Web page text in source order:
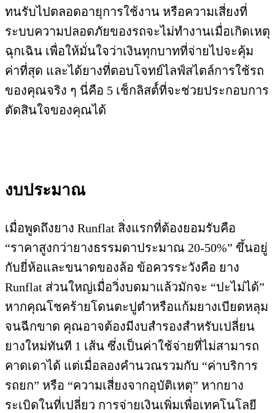
ทนรับไปตลอดอายุการใช้งาน หรือความเสี่ยงที่
ระบบความปลอดภัยของรถจะไม่ทำงานเมื่อเกิดเหตุ
ฉุกเฉิน เพื่อให้มั่นใจว่าเงินทุกบาทที่จ่ายไปจะคุ้ม
ค่าที่สุด และได้ยางที่ตอบโจทย์ไลฟ์สไตล์การใช้รถ
ของคุณจริง ๆ นี่คือ 5 เช็กลิสต์์ที่จะช่วยประกอบการ
ตัดสินใจของคุณได้
งบประมาณ
เมื่อพูดถึงยาง Runflat สิ่งแรกที่ต้องยอมรับคือ
“ราคาสูงกว่ายางธรรมดาประมาณ 20-50%” ขึ้นอยู่
กับยี่ห้อและขนาดของล้อ ข้อควรระวังคือ ยาง
Runflat ส่วนใหญ่เมื่อวิ่งบดมาแล้วมักจะ “ปะไม่ได้”
หากคุณโชคร้ายโดนตะปูตำหรือแก้มยางเบียดหลุม
จนฉีกขาด คุณอาจต้องมีงบสำรองสำหรับเปลี่ยน
ยางใหม่ทันที 1 เส้น ซึ่งเป็นค่าใช้จ่ายที่ไม่สามารถ
คาดเดาได้ แต่เมื่อลองคำนวณรวมกับ “ค่าบริการ
รถยก” หรือ “ความเสี่ยงจากอุบัติเหตุ” หากยาง
ระเบิดในที่เปลี่ยว การจ่ายเงินเพิ่มเพื่อเทคโนโลยี